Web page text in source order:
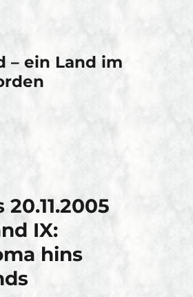
– ein Land im
20.11.2005
IX:
hins